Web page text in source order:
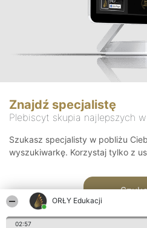
ORŁY Edukacji
02:57
Znajdź specjalistę
Plebiscyt skupia najlepszych
Szukasz specjalisty w pobliżu
wyszukiwarkę. Korzystaj tylko z